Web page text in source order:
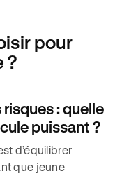
pour
?
: quelle
puissant ?
d’équilibrer
que jeune